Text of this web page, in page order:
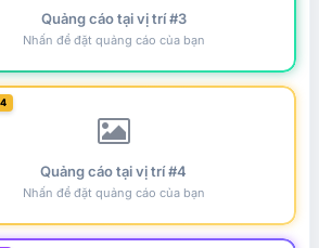
Quảng cáo tại vị trí #3
Nhấn để đặt quảng cáo của bạn
Quảng cáo tại vị trí #4
Nhấn để đặt quảng cáo của bạn